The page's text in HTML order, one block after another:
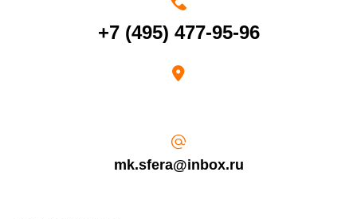
счет в течение 5-30 рабочих дней (срок зависит от банка, который
выдал Вашу банковскую карту).+7 (495) 477-95-96
mk.sfera@inbox.ru